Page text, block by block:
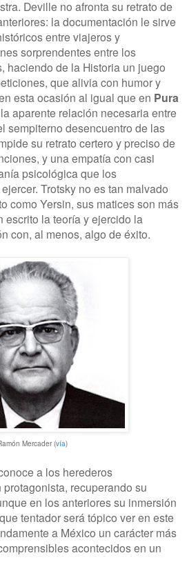
Deville no afronta su retrato de
la documentación le sirve
entre viajeros y
sorprendentes entre los
haciendo de la Historia un juego
que alivia con humor y
esta ocasión al igual que en Pura
aparente relación necesaria entre
sempiterno desencuentro de las
su retrato certero y preciso de
y una empatía con casi
psicológica que los
Trotsky no es tan malvado
como Yersin, sus matices son más
escrito la teoría y ejercido la
con, al menos, algo de éxito.
Mercader(vía)
a los herederos
recuperando su
en los anteriores su inmersión
tentador será tópico ver en este
a México un carácter más
acontecidos en un